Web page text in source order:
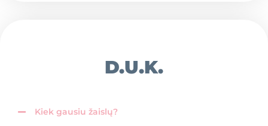
D.U.K.
Kiek gausiu žaislų?